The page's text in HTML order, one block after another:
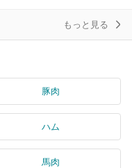
もっと見る
豚肉
ハム
馬肉